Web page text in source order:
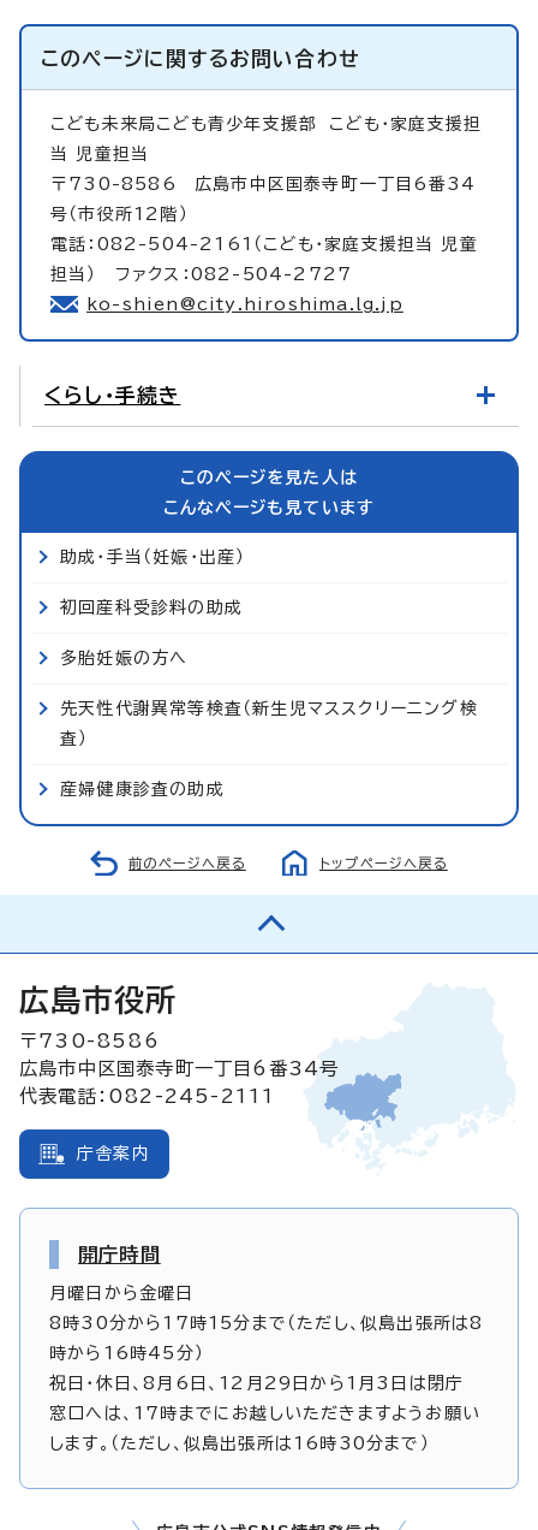
このページに関するお問い合わせ
こども未来局こども青少年支援部 こども・家庭支援担
当 児童担当
〒730-8586 広島市中区国泰寺町一丁目6番34
号（市役所12階）
電話：082-504-2161（こども・家庭支援担当 児童
担当） ファクス：082-504-2727
ko-shien@city.hiroshima.lg.jp
くらし・手続き
このページを見た人は
こんなページも見ています
助成・手当（妊娠・出産）
初回産科受診料の助成
多胎妊娠の方へ
先天性代謝異常等検査（新生児マススクリーニング検
査）
産婦健康診査の助成
前のページへ戻る トップページへ戻る
広島市役所
〒730-8586
広島市中区国泰寺町一丁目6番34号
代表電話：082-245-2111
庁舎案内
開庁時間
月曜日から金曜日
8時30分から17時15分まで（ただし、似島出張所は8
時から16時45分）
祝日・休日、8月6日、12月29日から1月3日は閉庁
窓口へは、17時までにお越しいただきますようお願い
します。（ただし、似島出張所は16時30分まで）